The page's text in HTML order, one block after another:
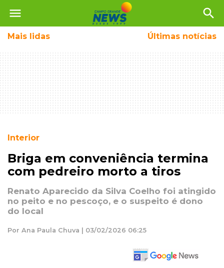
menu search
Mais lidas Últimas notícias
Interior
Briga em conveniência termina
com pedreiro morto a tiros
Renato Aparecido da Silva Coelho foi atingido
no peito e no pescoço, e o suspeito é dono
do local
Por Ana Paula Chuva | 03/02/2026 06:25